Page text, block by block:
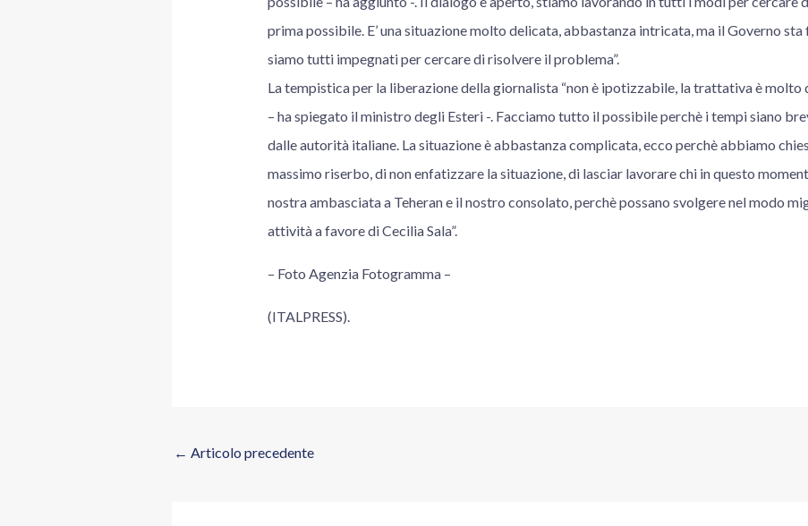
prima possibile. E’ una situazione molto delicata, abbastanza intricata, ma il Governo sta
siamo tutti impegnati per cercare di risolvere il problema”.
La tempistica per la liberazione della giornalista “non è ipotizzabile, la trattativa è molto
– ha spiegato il ministro degli Esteri -. Facciamo tutto il possibile perchè i tempi siano
dalle autorità italiane. La situazione è abbastanza complicata, ecco perchè abbiamo
massimo riserbo, di non enfatizzare la situazione, di lasciar lavorare chi in questo
nostra ambasciata a Teheran e il nostro consolato, perchè possano svolgere nel modo
attività a favore di Cecilia Sala”.
– Foto Agenzia Fotogramma –
(ITALPRESS).
← Articolo precedente